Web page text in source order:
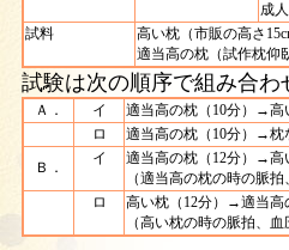
成
試料
高い枕（市販の高さ
適当高の枕（試作枕仰
試験は次の順序で組み合わ
Ａ． イ
適当高の枕（10分）→高
ロ
適当高の枕（10分）→枕
Ｂ．
イ
適当高の枕（12分）→高
（適当高の枕の時の脈
ロ
高い枕（12分）→適当高
（高い枕の時の脈拍、